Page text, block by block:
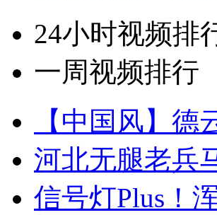
24小时视频排
一周视频排行
【中国风】
河北无腿老兵
信号灯Plus！